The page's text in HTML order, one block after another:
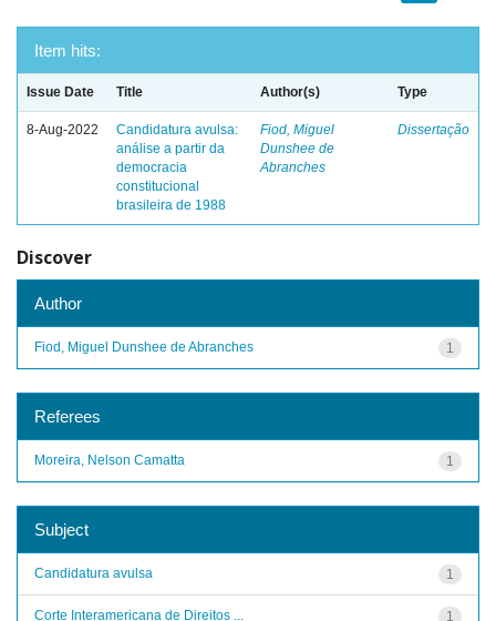
Item hits:
Issue Date Title Author(s) Type
8-Aug-2022
Candidatura avulsa:
análise a partir da
democracia
constitucional
brasileira de 1988
Fiod, Miguel
Dunshee de
Abranches
Dissertação
Discover
Author
1
Fiod, Miguel Dunshee de Abranches
Referees
1
Moreira, Nelson Camatta
Subject
1
Candidatura avulsa
1
Corte Interamericana de Direitos ...